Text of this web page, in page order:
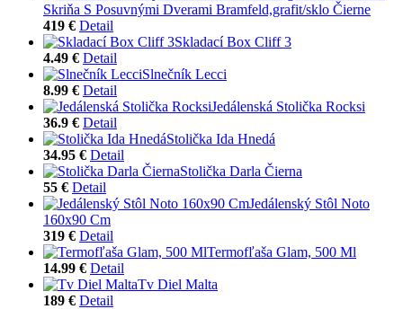
Skriňa S Posuvnými Dverami Bramfeld,grafit/sklo Čierne
419 € Detail
Skladací Box Cliff 3
4.49 € Detail
Slnečník Lecci
8.99 € Detail
Jedálenská Stolička Rocksi
36.9 € Detail
Stolička Ida Hnedá
34.95 € Detail
Stolička Darla Čierna
55 € Detail
Jedálenský Stôl Noto
160x90 Cm
319 € Detail
Termofľaša Glam, 500 Ml
14.99 € Detail
Tv Diel Malta
189 € Detail